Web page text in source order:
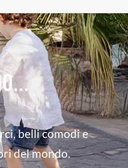
belli comodi e
del mondo.